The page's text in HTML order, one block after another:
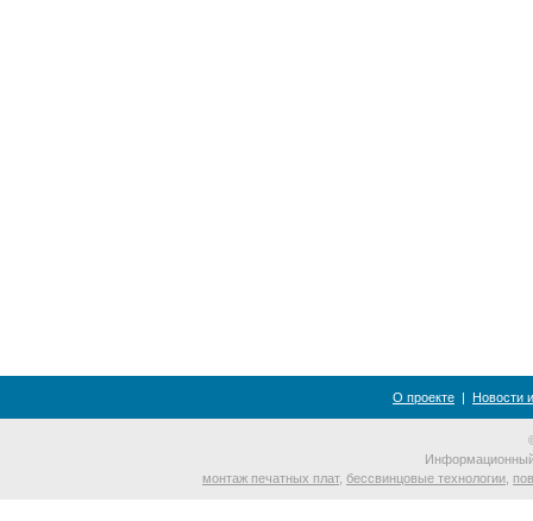
О проекте | Новости
монтаж печатных плат, бессвинцовые технологии